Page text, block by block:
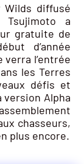
Wilds diffusé
Tsujimoto a
gratuite de
d’année
l’entrée
les Terres
défis et
version Alpha
chasseurs,
plus encore.